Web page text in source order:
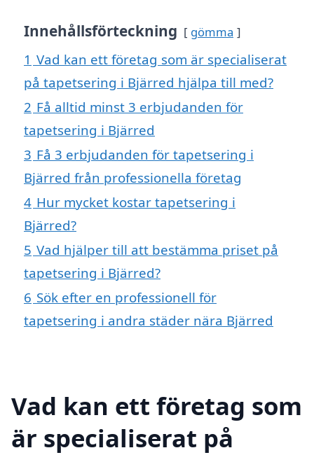
Innehållsförteckning gömma
1 Vad kan ett företag som är specialiserat
på tapetsering i Bjärred hjälpa till med?
2 Få alltid minst 3 erbjudanden för
tapetsering i Bjärred
3 Få 3 erbjudanden för tapetsering i
Bjärred från professionella företag
4 Hur mycket kostar tapetsering i
Bjärred?
5 Vad hjälper till att bestämma priset på
tapetsering i Bjärred?
6 Sök efter en professionell för
tapetsering i andra städer nära Bjärred
Vad kan ett företag som
är specialiserat på